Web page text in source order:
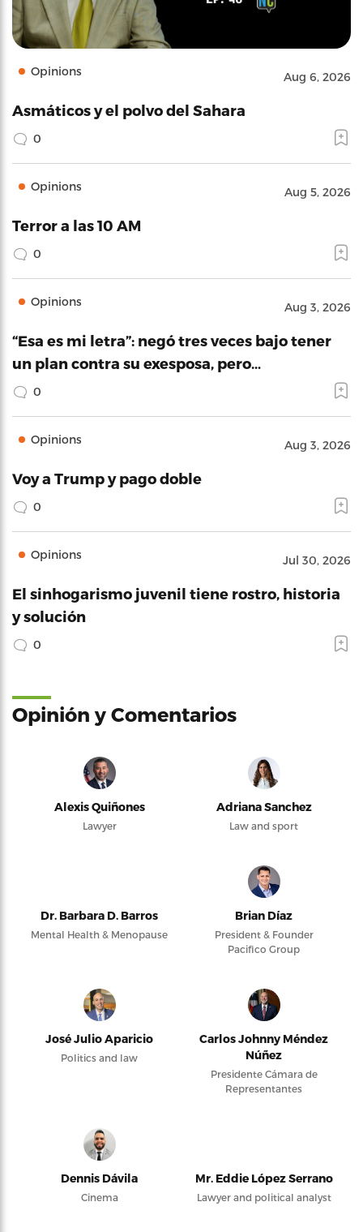
Opinions Aug 6, 2026
Asmáticos y el polvo del Sahara
0
Opinions Aug 5, 2026
Terror a las 10 AM
0
Opinions Aug 3, 2026
“Esa es mi letra”: negó tres veces bajo tener
un plan contra su exesposa, pero…
0
Opinions Aug 3, 2026
Voy a Trump y pago doble
0
Opinions Jul 30, 2026
El sinhogarismo juvenil tiene rostro, historia
y solución
0
Opinión y Comentarios
Alexis Quiñones
Lawyer
Adriana Sanchez
Law and sport
Dr. Barbara D. Barros
Mental Health & Menopause
Brian Díaz
President & Founder
Pacifico Group
José Julio Aparicio
Politics and law
Carlos Johnny Méndez
Núñez
Presidente Cámara de
Representantes
Dennis Dávila
Cinema
Mr. Eddie López Serrano
Lawyer and political analyst